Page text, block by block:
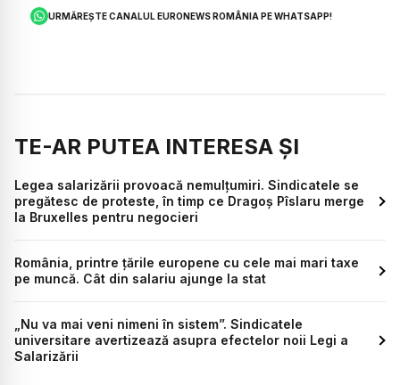
URMĂREȘTE CANALUL EURONEWS ROMÂNIA PE WHATSAPP!
TE-AR PUTEA INTERESA ȘI
Legea salarizării provoacă nemulțumiri. Sindicatele se
pregătesc de proteste, în timp ce Dragoș Pîslaru merge
la Bruxelles pentru negocieri
România, printre țările europene cu cele mai mari taxe
pe muncă. Cât din salariu ajunge la stat
„Nu va mai veni nimeni în sistem”. Sindicatele
universitare avertizează asupra efectelor noii Legi a
Salarizării